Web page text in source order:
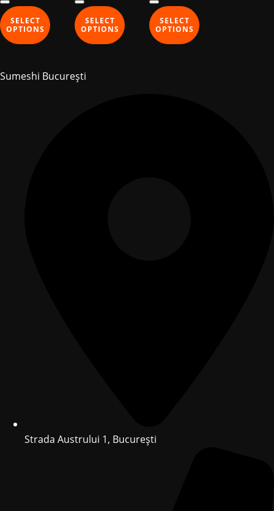
SELECT
OPTIONS
SELECT
OPTIONS
SELECT
OPTIONS
Sumeshi București
Strada Austrului 1, București